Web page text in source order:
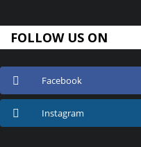
FOLLOW US ON
Facebook
Instagram